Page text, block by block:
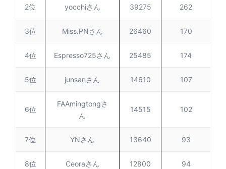
2位 yocchiさん 39275 262
3位 Miss.PNさん 26460 170
4位 Espresso725さん 25485 174
5位 junsanさん 14610 107
6位
FAAmingtongさ
ん
14515 102
7位 YNさん 13640 93
8位 Ceoraさん 12800 94